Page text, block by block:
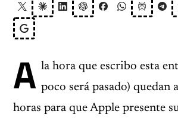
A la hora que escribo esta
poco será pasado) quedan
horas para que Apple presente